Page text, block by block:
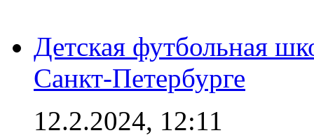
Детская футбольная
Санкт-Петербурге
12.2.2024, 12:11